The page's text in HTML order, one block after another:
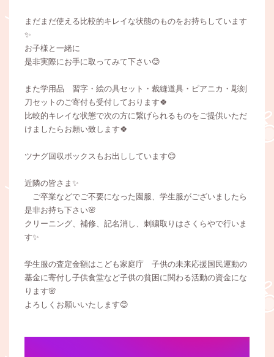
まだまだ使える比較的キレイな状態のものをお持ちしています
✨️
お子様と一緒に
是非実際にお手に取ってみて下さい😊
また学用品 習字・絵の具セット・裁縫道具・ピアニカ・彫刻
刀セットのご寄付も受付しております🍀
比較的キレイな状態で次の方に繋げられるものをご提供いただ
けましたらお願い致します🍀
ツナグ回収ボックスもお出ししています😊
近隣の皆さま✨
ご卒業などでご不要になった園服、学生服がございましたら
是非お持ち下さい🌸
クリーニング、補修、記名消し、刺繍取りはさくらやで行いま
す✨
学生服の査定金額はこども家庭庁 子供の未来応援国民運動の
基金に寄付し子供食堂など子供の貧困に関わる活動の資金にな
ります🌸
よろしくお願いいたします😊